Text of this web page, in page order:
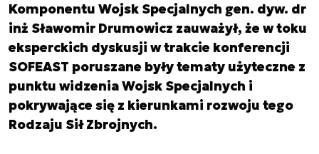
Komponentu Wojsk Specjalnych gen. dyw. dr
inż Sławomir Drumowicz zauważył, że w toku
eksperckich dyskusji w trakcie konferencji
SOFEAST poruszane były tematy użyteczne z
punktu widzenia Wojsk Specjalnych i
pokrywające się z kierunkami rozwoju tego
Rodzaju Sił Zbrojnych.